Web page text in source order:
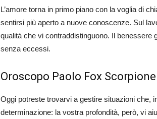
L’amore torna in primo piano con la voglia di
sentirsi più aperto a nuove conoscenze. Sul
qualità che vi contraddistinguono. Il benessere
senza eccessi.
Oroscopo Paolo Fox Scorpione
Oggi potreste trovarvi a gestire situazioni che,
determinazione: la vostra profondità, però, vi